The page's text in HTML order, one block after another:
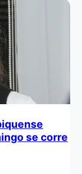
se corre